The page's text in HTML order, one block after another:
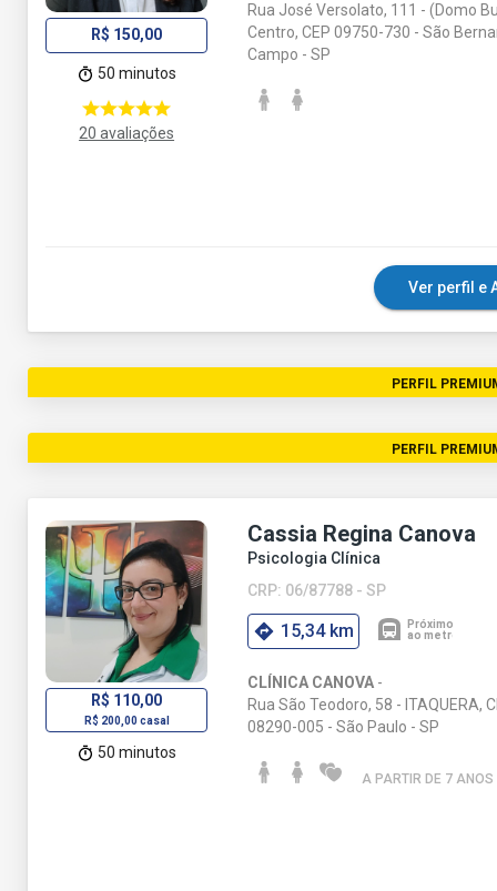
R$ 150,00
50 minutos
20 avaliações
Rua José Versolato, 111 - (Domo
Centro, CEP 09750-730 - São
Campo - SP
Ver perfil e
PERFIL
PERFIL
R$ 110,00
R$ 200,00 casal
50 minutos
Cassia Regina Canova
Psicologia Clínica
CRP: 06/87788 - SP
15,34 km
CLÍNICA CANOVA -
Rua São Teodoro, 58 - ITAQUERA,
08290-005 - São Paulo - SP
A PARTIR DE 7 ANOS